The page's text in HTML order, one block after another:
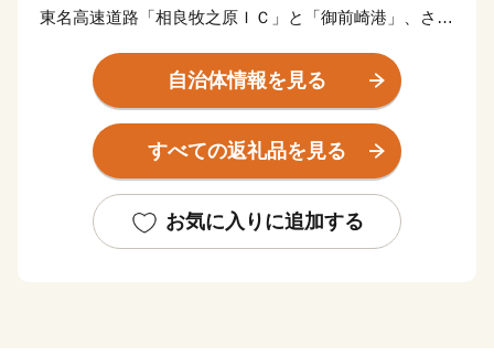
東名高速道路「相良牧之原ＩＣ」と「御前崎港」、さら
つ市です。
牧之原市には、日本有数の海水浴場である静波海岸とさ
がらサンビーチがあり,夏には、遠浅で波が静かなビー
チに連日大勢の海水浴客が訪れます。
ファーたちが集まり、一年を通して賑わっています。
自治体情報を見る
すべての返礼品を見る
お気に入りに追加する